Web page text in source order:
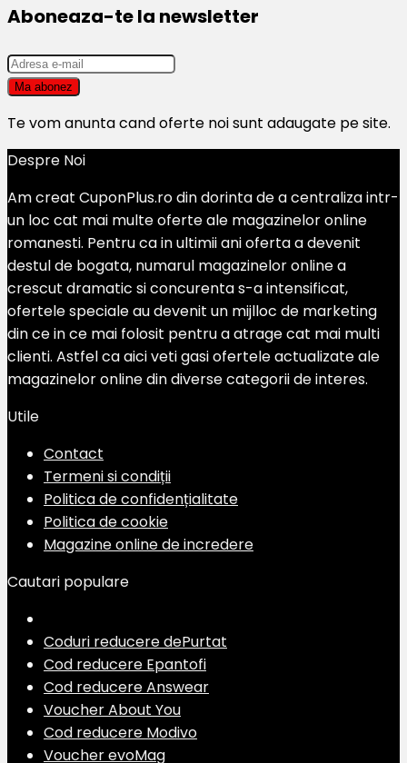
Aboneaza-te la newsletter
Te vom anunta cand oferte noi sunt adaugate pe site.
Despre Noi
Am creat CuponPlus.ro din dorinta de a centraliza intr-
un loc cat mai multe oferte ale magazinelor online
romanesti. Pentru ca in ultimii ani oferta a devenit
destul de bogata, numarul magazinelor online a
crescut dramatic si concurenta s-a intensificat,
ofertele speciale au devenit un mijlloc de marketing
din ce in ce mai folosit pentru a atrage cat mai multi
clienti. Astfel ca aici veti gasi ofertele actualizate ale
magazinelor online din diverse categorii de interes.
Utile
Contact
Termeni si condiții
Politica de confidențialitate
Politica de cookie
Magazine online de incredere
Cautari populare
Coduri reducere dePurtat
Cod reducere Epantofi
Cod reducere Answear
Voucher About You
Cod reducere Modivo
Voucher evoMag